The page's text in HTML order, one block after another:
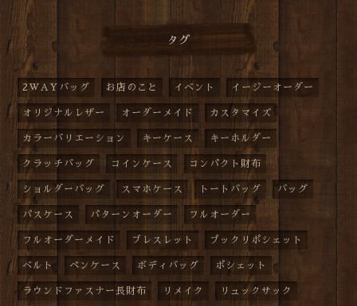
タグ
2WAYバッグ お店のこと イベント イージーオーダー
オリジナルレザー オーダーメイド カスタマイズ
カラーバリエーション キーケース キーホルダー
クラッチバッグ コインケース コンパクト財布
ショルダーバッグ スマホケース トートバッグ バッグ
パスケース パターンオーダー フルオーダー
フルオーダーメイド ブレスレット プックリポシェット
ベルト ペンケース ボディバッグ ポシェット
ラウンドファスナー長財布 リメイク リュックサック